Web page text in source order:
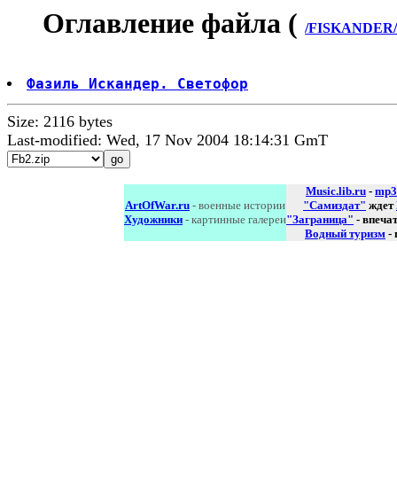
Оглавление файла ( /
Фазиль Искандер. Светофор
Size: 2116 bytes
Last-modified: Wed, 17 Nov 2004 18:14:31 GmT
ArtOfWar.ru - военные истории
Художники - картинные галереи
Music.lib.ru - mp3
"Самиздат" ждет
"Заграница" -
Водный туризм -